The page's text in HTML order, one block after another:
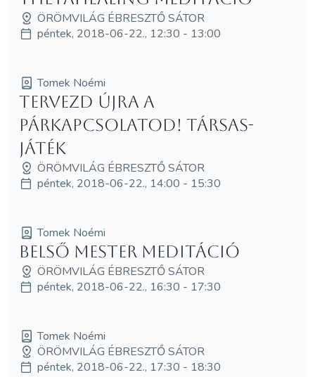
ÖRÖMVILÁG ÉBRESZTŐ SÁTOR
péntek, 2018-06-22., 12:30 - 13:00
Tomek Noémi
Tervezd újra a
párkapcsolatod! Társas-
játék
ÖRÖMVILÁG ÉBRESZTŐ SÁTOR
péntek, 2018-06-22., 14:00 - 15:30
Tomek Noémi
Belső mester meditáció
ÖRÖMVILÁG ÉBRESZTŐ SÁTOR
péntek, 2018-06-22., 16:30 - 17:30
Tomek Noémi
ÖRÖMVILÁG ÉBRESZTŐ SÁTOR
péntek, 2018-06-22., 17:30 - 18:30